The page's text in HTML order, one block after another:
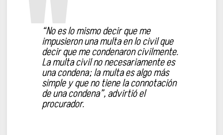
“No es lo mismo decir que me
impusieron una multa en lo civil que
decir que me condenaron civilmente.
La multa civil no necesariamente es
una condena; la multa es algo más
simple y que no tiene la connotación
de una condena”, advirtió el
procurador.